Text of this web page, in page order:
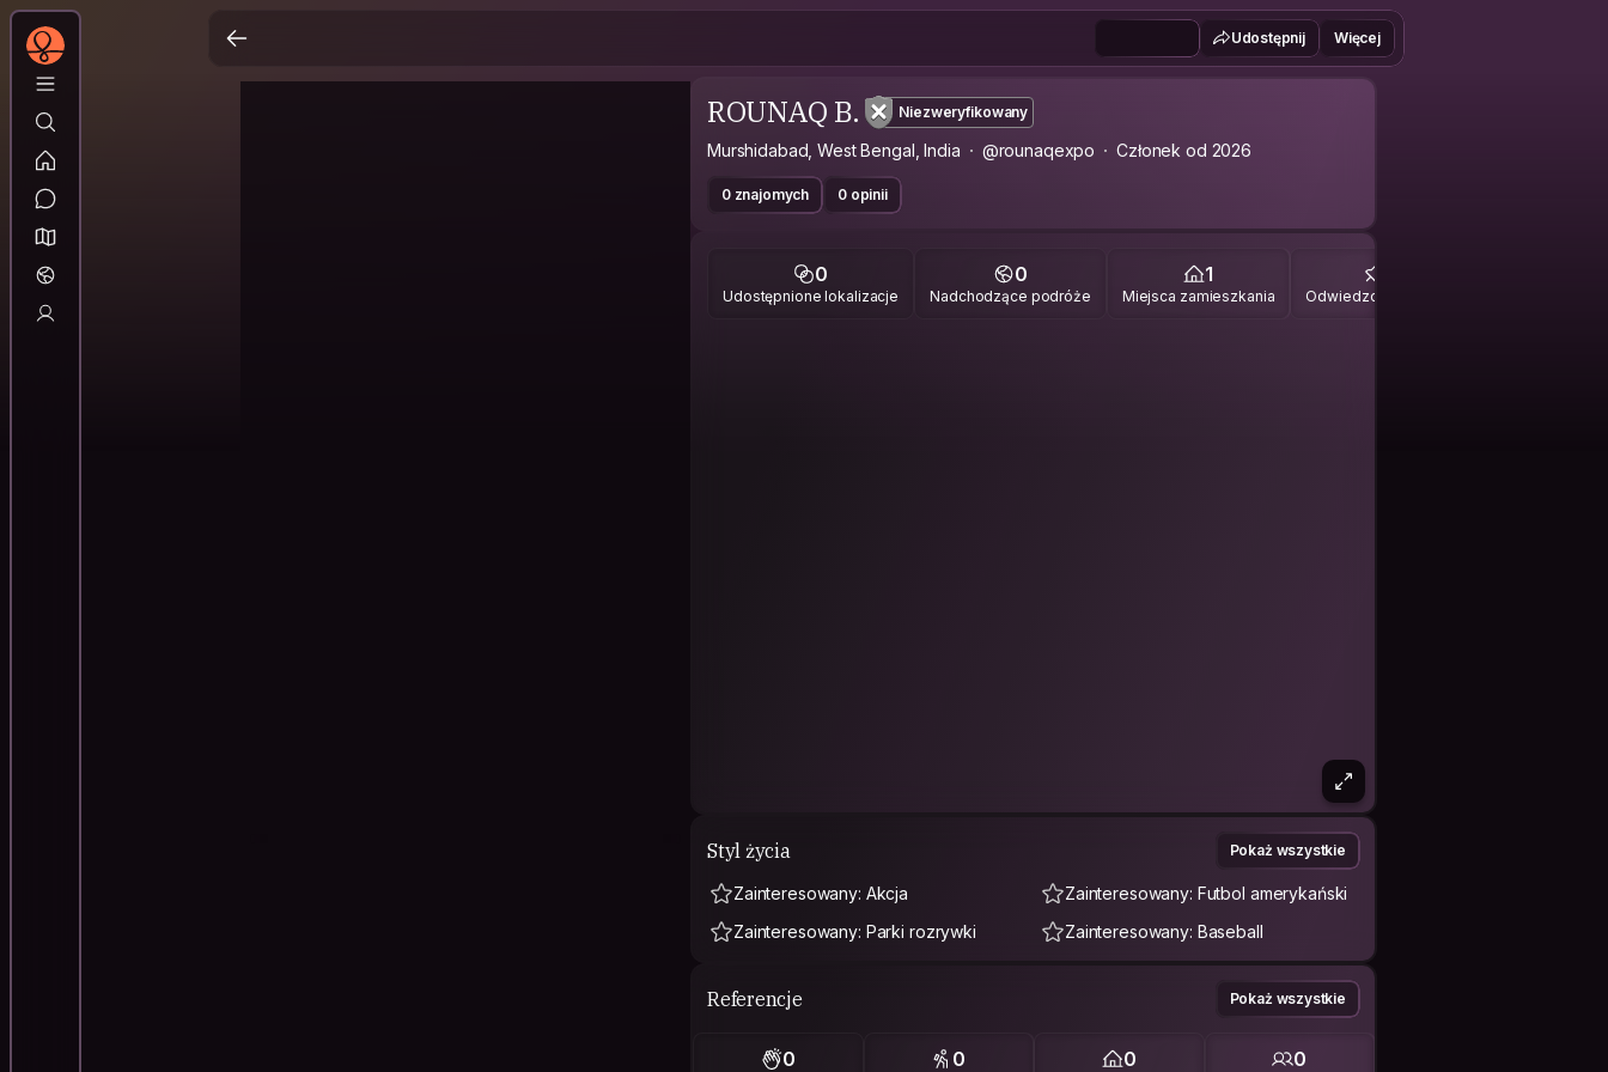
Udostępnij Więcej
ROUNAQ B. Niezweryfikowany
Murshidabad, West Bengal, India @rounaqexpo Członek od 2026
0 znajomych 0 opinii
0
Udostępnione lokalizacje
0
Nadchodzące podróże
1
Miejsca zamieszkania Odwiedzone miejsca
Styl życia Pokaż wszystkie
Zainteresowany: Akcja
Zainteresowany: Futbol amerykański
Zainteresowany: Parki rozrywki
Zainteresowany: Baseball
Referencje Pokaż wszystkie
0 0 0 0